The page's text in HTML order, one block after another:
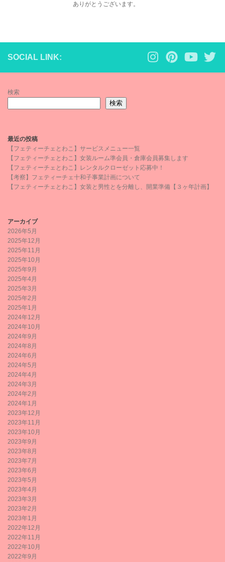
ありがとうございます。
SOCIAL LINK:
検索
検索
最近の投稿
【フェティーチェとわこ】サービスメニュー一覧
【フェティーチェとわこ】女装ルーム準会員・倉庫会員募集します
【フェティーチェとわこ】レンタルクローゼット応募中！
【考察】フェティーチェ十和子事業計画について
【フェティーチェとわこ】女装と男性とを分離し、開業準備【３ヶ年計画】
アーカイブ
2026年5月
2025年12月
2025年11月
2025年10月
2025年9月
2025年4月
2025年3月
2025年2月
2025年1月
2024年12月
2024年10月
2024年9月
2024年8月
2024年6月
2024年5月
2024年4月
2024年3月
2024年2月
2024年1月
2023年12月
2023年11月
2023年10月
2023年9月
2023年8月
2023年7月
2023年6月
2023年5月
2023年4月
2023年3月
2023年2月
2023年1月
2022年12月
2022年11月
2022年10月
2022年9月